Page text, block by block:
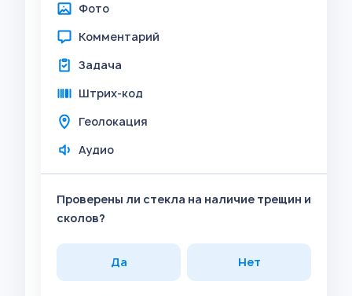
Фото
Комментарий
Задача
Штрих-код
Геолокация
Аудио
Проверены ли стекла на наличие трещин и
сколов?
Да Нет